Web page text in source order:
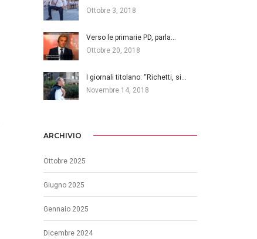
Ottobre 3, 2018
Verso le primarie PD, parla…
Ottobre 20, 2018
I giornali titolano: “Richetti, si…
Novembre 14, 2018
ARCHIVIO
Ottobre 2025
Giugno 2025
Gennaio 2025
Dicembre 2024